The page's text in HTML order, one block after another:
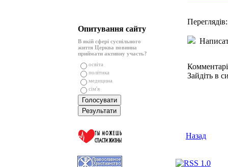
Опитування сайту
В якій сфері суспільного
життя Церква повинна
приймати активну участь?
освіта
політика
медицина
сім'я
Зайдіть в
Назад